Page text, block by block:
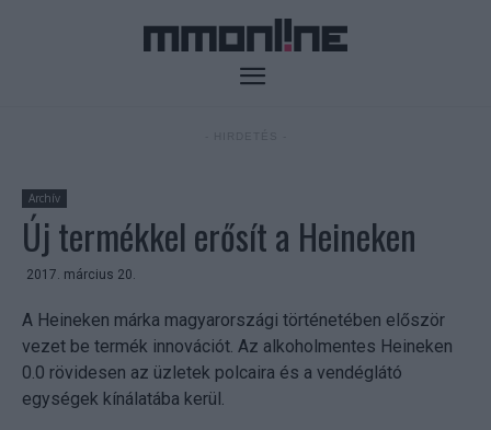
Archív
Új termékkel erősít a Heineken
2017. március 20.
A Heineken márka magyarországi történetében először
vezet be termék innovációt. Az alkoholmentes Heineken
0.0 rövidesen az üzletek polcaira és a vendéglátó
egységek kínálatába kerül.